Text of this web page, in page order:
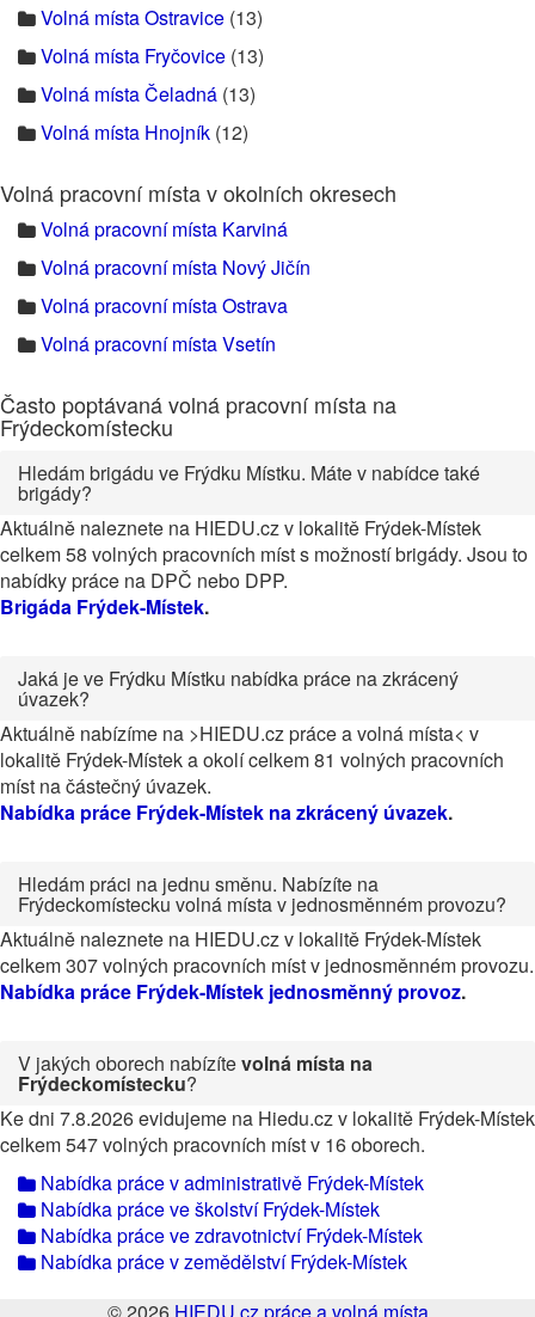
Volná místa Ostravice (13)
Volná místa Fryčovice (13)
Volná místa Čeladná (13)
Volná místa Hnojník (12)
Volná pracovní místa v okolních okresech
Volná pracovní místa Karviná
Volná pracovní místa Nový Jičín
Volná pracovní místa Ostrava
Volná pracovní místa Vsetín
Často poptávaná volná pracovní místa na
Frýdeckomístecku
Hledám brigádu ve Frýdku Místku. Máte v nabídce také
brigády?
Aktuálně naleznete na HIEDU.cz v lokalitě Frýdek-Místek
celkem 58 volných pracovních míst s možností brigády. Jsou to
nabídky práce na DPČ nebo DPP.
Brigáda Frýdek-Místek.
Jaká je ve Frýdku Místku nabídka práce na zkrácený
úvazek?
Aktuálně nabízíme na >HIEDU.cz práce a volná místa< v
lokalitě Frýdek-Místek a okolí celkem 81 volných pracovních
míst na částečný úvazek.
Nabídka práce Frýdek-Místek na zkrácený úvazek.
Hledám práci na jednu směnu. Nabízíte na
Frýdeckomístecku volná místa v jednosměnném provozu?
Aktuálně naleznete na HIEDU.cz v lokalitě Frýdek-Místek
celkem 307 volných pracovních míst v jednosměnném provozu.
Nabídka práce Frýdek-Místek jednosměnný provoz.
V jakých oborech nabízítevolná místa na
Frýdeckomístecku?
Ke dni 7.8.2026 evidujeme na Hiedu.cz v lokalitě Frýdek-Místek
celkem 547 volných pracovních míst v 16 oborech.
Nabídka práce v administrativě Frýdek-Místek
Nabídka práce ve školství Frýdek-Místek
Nabídka práce ve zdravotnictví Frýdek-Místek
Nabídka práce v zemědělství Frýdek-Místek